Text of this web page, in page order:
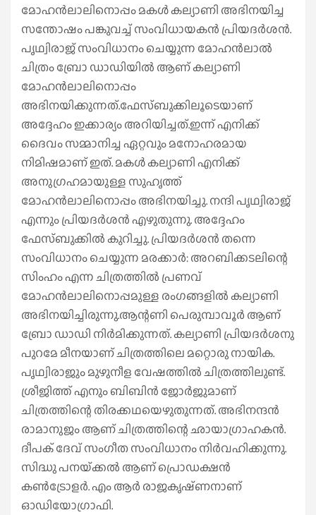
മോഹന്‍ലാലിനൊപ്പം മകള്‍ കല്യാണി അഭിനയിച്ച
സന്തോഷം പങ്കുവച്ച്‌ സംവിധായകന്‍ പ്രിയദര്‍ശന്‍.
പൃഥ്വിരാജ് സംവിധാനം ചെയ്യുന്ന മോഹന്‍ലാല്‍
ചിത്രം ബ്രോ ഡാഡിയില്‍ ആണ് കല്യാണി
മോഹന്‍ലാലിനൊപ്പം
അഭിനയിക്കുന്നത്.ഫേസ്ബുക്കിലൂടെയാണ്
അദ്ദേഹം ഇക്കാര്യം അറിയിച്ചത്.ഇന്ന് എനിക്ക്
ദൈവം സമ്മാനിച്ച ഏറ്റവും മനോഹരമായ
നിമിഷമാണ് ഇത്. മകള്‍ കല്യാണി എനിക്ക്
അനുഗ്രഹമായുള്ള സുഹൃത്ത്
മോഹൻലാലിനൊപ്പം അഭിനയിച്ചു. നന്ദി പൃഥ്വിരാജ്
എന്നും പ്രിയദര്‍ശൻ എഴുതുന്നു. അദ്ദേഹം
ഫേസ്ബുക്കില്‍ കുറിച്ചു. പ്രിയദര്‍ശൻ തന്നെ
സംവിധാനം ചെയ്യുന്ന മരക്കാര്‍: അറബിക്കടലിന്റെ
സിംഹം എന്ന ചിത്രത്തില്‍ പ്രണവ്
മോഹൻലാലിനൊപ്പമുള്ള രംഗങ്ങളില്‍ കല്യാണി
അഭിനയിച്ചിരുന്നു.ആന്റണി പെരുമ്പാവൂര്‍ ആണ്
ബ്രോ ഡാഡി നിര്‍മിക്കുന്നത്. കല്യാണി പ്രിയദര്‍ശനു
പുറമേ മീനയാണ് ചിത്രത്തിലെ മറ്റൊരു നായിക.
പൃഥ്വിരാജും മുഴുനീള വേഷത്തില്‍ ചിത്രത്തിലുണ്ട്.
ശ്രീജിത്ത് എനും ബിബിൻ ജോര്‍ജുമാണ്
ചിത്രത്തിന്റെ തിരക്കഥയെഴുതുന്നത്. അഭിനന്ദൻ
രാമാനുജം ആണ് ചിത്രത്തിന്റെ ഛായാഗ്രാഹകൻ.
ദീപക് ദേവ് സംഗീത സംവിധാനം നിര്‍വഹിക്കുന്നു.
സിദ്ധു പനയ്‍ക്കല്‍ ആണ് പ്രൊഡക്ഷൻ
കണ്‍ട്രോളര്‍. എം ആര്‍ രാജകൃഷ്‍ണനാണ്
ഓഡിയോഗ്രാഫി.